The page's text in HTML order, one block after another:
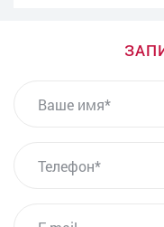
Консультация
УЗИ
PRP-терапия в